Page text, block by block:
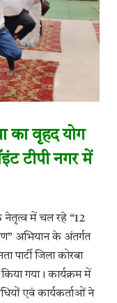
का वृहद योग
टीपी नगर में
के नेतृत्व में चल रहे “12
अभियान के अंतर्गत
पार्टी जिला कोरबा
गया। कार्यक्रम में
एवं कार्यकर्ताओं ने